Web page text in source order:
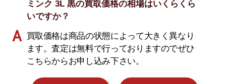
ミンク 3L 黒の買取価格の相場はいくらくら
いですか？
買取価格は商品の状態によって大きく異なり
ます。査定は無料で行っておりますのでぜひ
こちらからお申し込み下さい。